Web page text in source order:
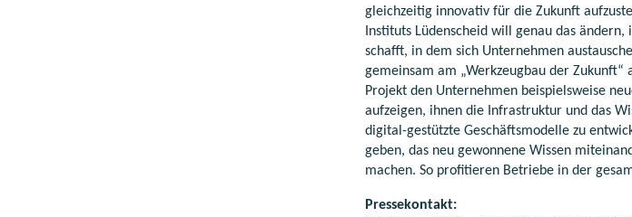
gleichzeitig innovativ für die Zukunft
Instituts Lüdenscheid will genau das
schafft, in dem sich Unternehmen
gemeinsam am „Werkzeugbau der Zukunft“
Projekt den Unternehmen beispielsweise
aufzeigen, ihnen die Infrastruktur und das
digital-gestützte Geschäftsmodelle zu
geben, das neu gewonnene Wissen
machen. So profitieren Betriebe in der
Pressekontakt: